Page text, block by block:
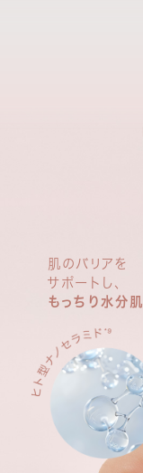
肌のバリアを
サポートし、
もっちり水分肌